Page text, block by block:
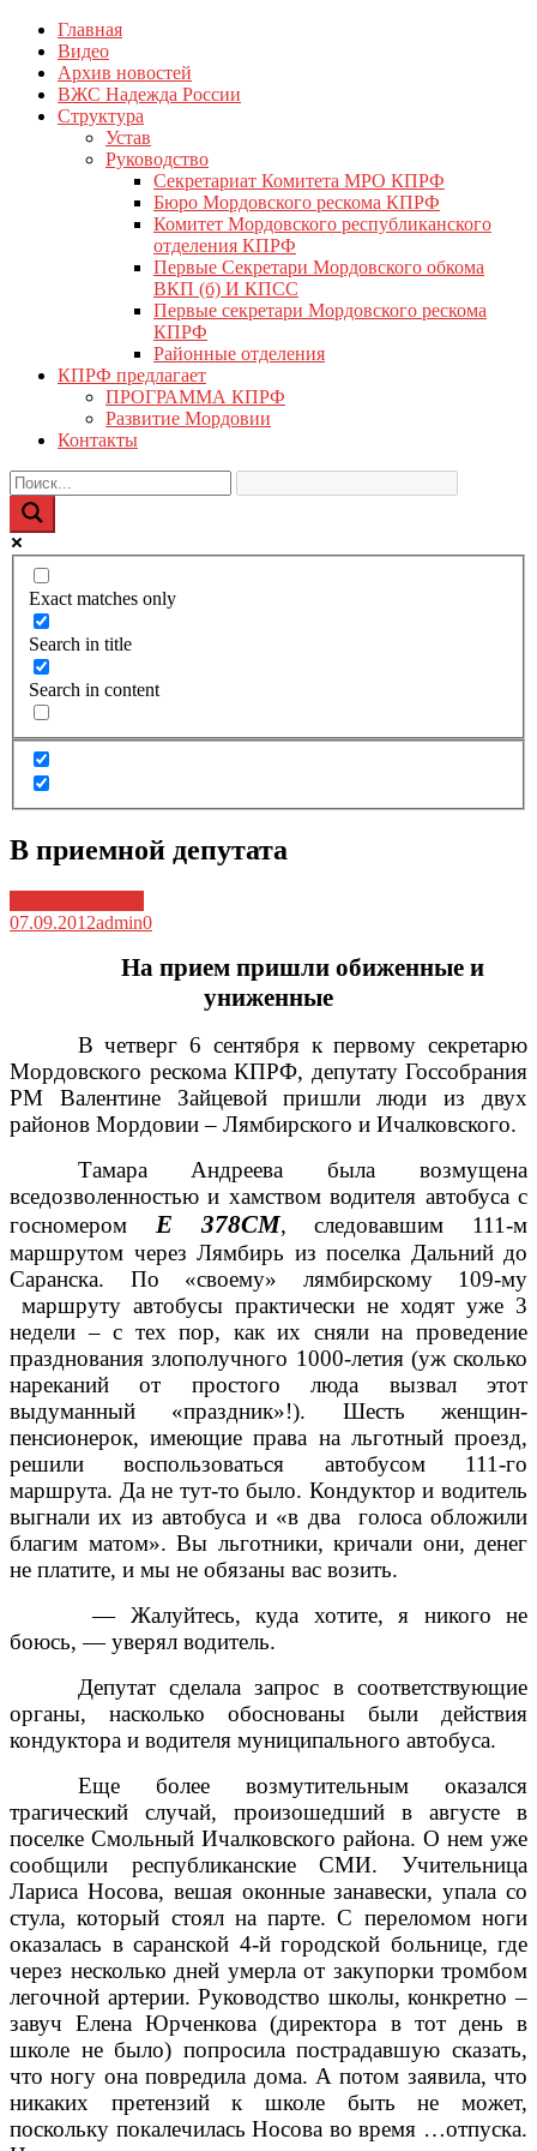
Перейти
содержимому
КПРФ Мордовия
Мордовское Региональное отделение КПРФ
Главная
Видео
Архив новостей
ВЖС Надежда России
Структура
Устав
Руководство
Секретариат Комитета МРО КПРФ
Бюро Мордовского рескома КПРФ
Комитет Мордовского республиканского
отделения КПРФ
Первые Секретари Мордовского обкома
ВКП (б) И КПСС
Первые секретари Мордовского рескома
КПРФ
Районные отделения
КПРФ предлагает
ПРОГРАММА КПРФ
Развитие Мордовии
Контакты
Exact matches only
Search in title
Search in content
В приемной депутата
07.09.2012admin0
На прием пришли обиженные и
униженные
В четверг 6 сентября к первому секретарю
Мордовского рескома КПРФ, депутату Госсобрания
РМ Валентине Зайцевой пришли люди из двух
районов Мордовии – Лямбирского и Ичалковского.
Тамара Андреева была возмущена
вседозволенностью и хамством водителя автобуса с
госномером Е 378СМ, следовавшим 111-м
маршрутом через Лямбирь из поселка Дальний до
Саранска. По «своему» лямбирскому 109-му
маршруту автобусы практически не ходят уже 3
недели – с тех пор, как их сняли на проведение
празднования злополучного 1000-летия (уж сколько
нареканий от простого люда вызвал этот
выдуманный «праздник»!). Шесть женщин-
пенсионерок, имеющие права на льготный проезд,
решили воспользоваться автобусом 111-го
маршрута. Да не тут-то было. Кондуктор и водитель
выгнали их из автобуса и «в два голоса обложили
благим матом». Вы льготники, кричали они, денег
не платите, и мы не обязаны вас возить.
— Жалуйтесь, куда хотите, я никого не
боюсь, — уверял водитель.
Депутат сделала запрос в соответствующие
органы, насколько обоснованы были действия
кондуктора и водителя муниципального автобуса.
Еще более возмутительным оказался
трагический случай, произошедший в августе в
поселке Смольный Ичалковского района. О нем уже
сообщили республиканские СМИ. Учительница
Лариса Носова, вешая оконные занавески, упала со
стула, который стоял на парте. С переломом ноги
оказалась в саранской 4-й городской больнице, где
через несколько дней умерла от закупорки тромбом
легочной артерии. Руководство школы, конкретно –
завуч Елена Юрченкова (директора в тот день в
школе не было) попросила пострадавшую сказать,
что ногу она повредила дома. А потом заявила, что
никаких претензий к школе быть не может,
поскольку покалечилась Носова во время …отпуска.